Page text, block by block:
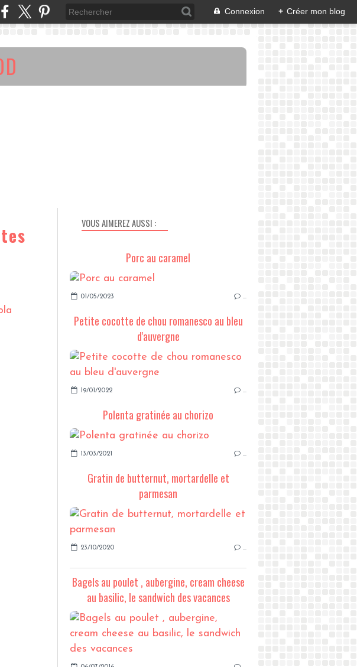
Connexion + Créer mon blog
VOUS AIMEREZ AUSSI :
Porc au caramel
01/05/2023 …
Petite cocotte de chou romanesco au bleu
d'auvergne
19/01/2022 …
Polenta gratinée au chorizo
13/03/2021 …
Gratin de butternut, mortardelle et
parmesan
23/10/2020 …
Bagels au poulet , aubergine, cream cheese
au basilic, le sandwich des vacances